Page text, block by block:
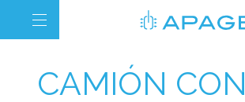
CAMIÓN CON